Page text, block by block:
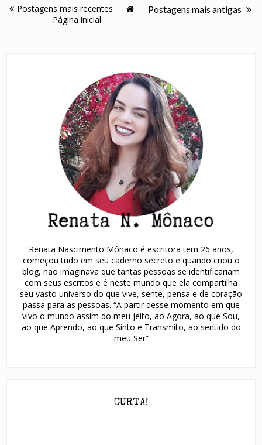
Postagens mais recentes
Postagens mais antigas
Página inicial
Renata Nascimento Mônaco é escritora tem 26 anos,
começou tudo em seu caderno secreto e quando criou o
blog, não imaginava que tantas pessoas se identificariam
com seus escritos e é neste mundo que ela compartilha
seu vasto universo do que vive, sente, pensa e de coração
passa para as pessoas. “A partir desse momento em que
vivo o mundo assim do meu jeito, ao Agora, ao que Sou,
ao que Aprendo, ao que Sinto e Transmito, ao sentido do
meu Ser”
CURTA!